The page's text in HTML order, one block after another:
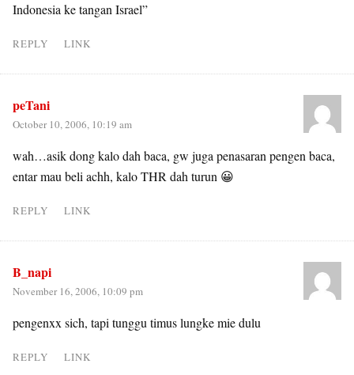
Indonesia ke tangan Israel”
REPLY LINK
peTani
October 10, 2006, 10:19 am
wah…asik dong kalo dah baca, gw juga penasaran pengen baca,
entar mau beli achh, kalo THR dah turun 😀
REPLY LINK
B_napi
November 16, 2006, 10:09 pm
pengenxx sich, tapi tunggu timus lungke mie dulu
REPLY LINK